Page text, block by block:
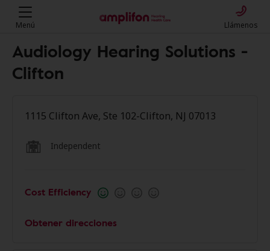
Menú Llámenos
Audiology Hearing Solutions -
Clifton
1115 Clifton Ave, Ste 102-Clifton, NJ 07013
Independent
Cost Efficiency
Obtener direcciones